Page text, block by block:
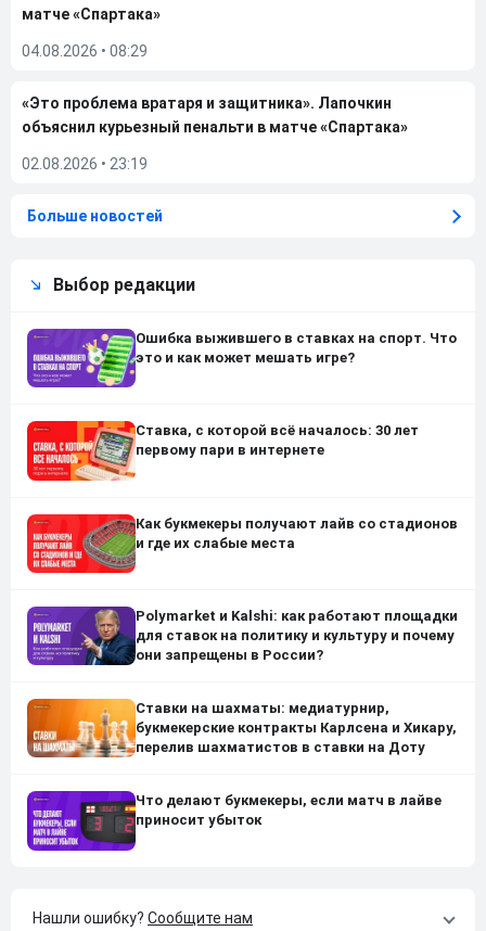
матче «Спартака»
04.08.2026 • 08:29
«Это проблема вратаря и защитника». Лапочкин
объяснил курьезный пенальти в матче «Спартака»
02.08.2026 • 23:19
Больше новостей
Выбор редакции
Ошибка выжившего в ставках на спорт. Что
это и как может мешать игре?
Ставка, с которой всё началось: 30 лет
первому пари в интернете
Как букмекеры получают лайв со стадионов
и где их слабые места
Polymarket и Kalshi: как работают площадки
для ставок на политику и культуру и почему
они запрещены в России?
Ставки на шахматы: медиатурнир,
букмекерские контракты Карлсена и Хикару,
перелив шахматистов в ставки на Доту
Что делают букмекеры, если матч в лайве
приносит убыток
Нашли ошибку? Сообщите нам